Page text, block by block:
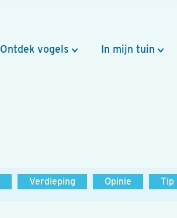
Ontdek vogels In mijn tuin
Verdieping Opinie Tip